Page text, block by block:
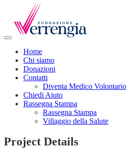
Home
Chi siamo
Donazioni
Contatti
Diventa Medico Volontario
Chiedi Aiuto
Rassegna Stampa
Rassegna Stampa
Villaggio della Salute
Project Details